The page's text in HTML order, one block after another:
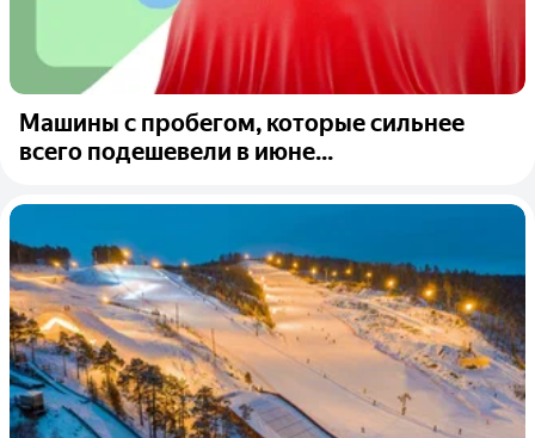
Машины с пробегом, которые сильнее
всего подешевели в июне...